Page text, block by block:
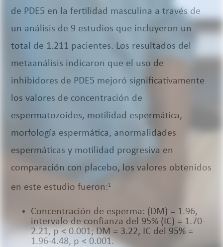
de PDE5 en la fertilidad masculina a través de
un análisis de 9 estudios que incluyeron un
total de 1.211 pacientes. Los resultados del
metaanálisis indicaron que el uso de
inhibidores de PDE5 mejoró significativamente
los valores de concentración de
espermatozoides, motilidad espermática,
morfología espermática, anormalidades
espermáticas y motilidad progresiva en
comparación con placebo, los valores obtenidos
en este estudio fueron:1
Concentración de esperma: (DM) = 1.96,
intervalo de confianza del 95% (IC) = 1.70-
2.21, p < 0.001; DM = 3.22, IC del 95% =
1.96-4.48, p < 0.001.